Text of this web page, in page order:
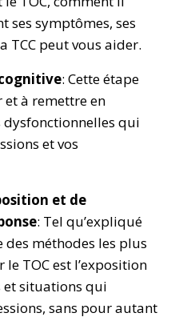
ses symptômes, ses
TCC peut vous aider.
: Cette étape
à remettre en
dysfonctionnelles qui
et vos
et de
: Tel qu’expliqué
des méthodes les plus
le TOC est l’exposition
et situations qui
sans pour autant